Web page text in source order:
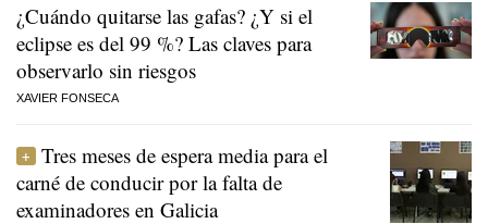
¿Cuándo quitarse las gafas? ¿Y si el
eclipse es del 99 %? Las claves para
observarlo sin riesgos
XAVIER FONSECA
Tres meses de espera media para el
carné de conducir por la falta de
examinadores en Galicia